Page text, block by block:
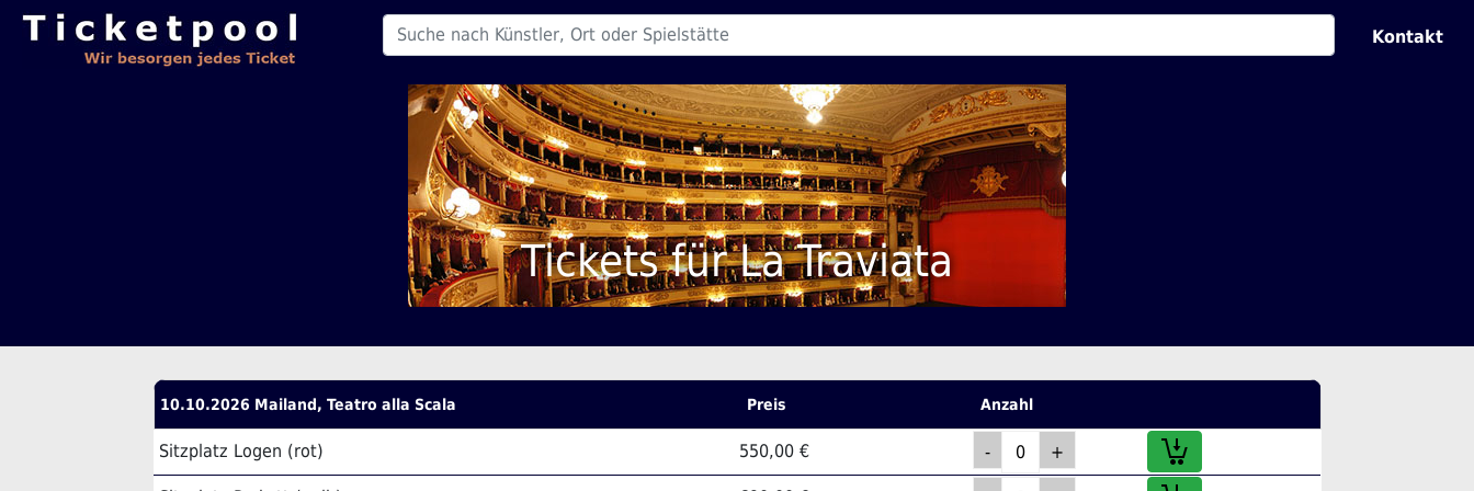
Kontakt
Tickets für La Traviata
10.10.2026 Mailand, Teatro alla Scala Preis Anzahl
Sitzplatz Logen (rot) 550,00 €